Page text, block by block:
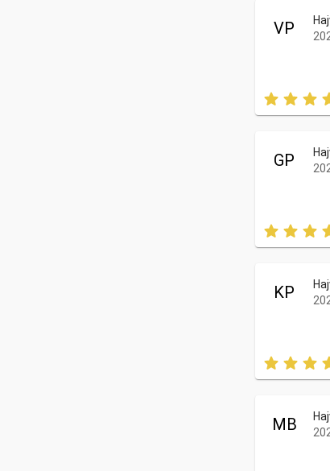
VP
GP
KP
MB